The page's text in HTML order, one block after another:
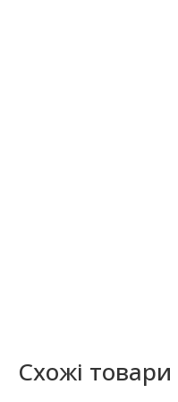
Схожі товари